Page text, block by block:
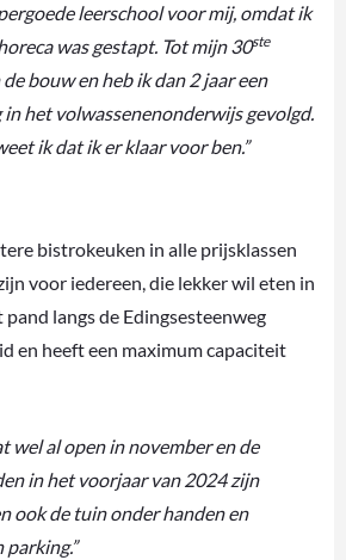
leerschool voor mij, omdat ik
was gestapt. Tot mijn 30ste
bouw en heb ik dan 2 jaar een
het volwassenenonderwijs gevolgd.
ik dat ik er klaar voor ben.”
bistrokeuken in alle prijsklassen
voor iedereen, die lekker wil eten in
langs de Edingsesteenweg
en heeft een maximum capaciteit
wel al open in november en de
in het voorjaar van 2024 zijn
ook de tuin onder handen en